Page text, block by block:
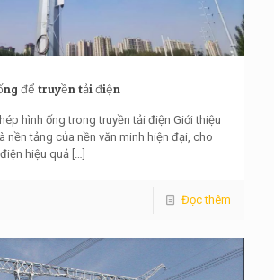
để truyền tải điện
hình ống trong truyền tải điện Giới thiệu
nền tảng của nền văn minh hiện đại, cho
hiệu quả […]
Đọc thêm